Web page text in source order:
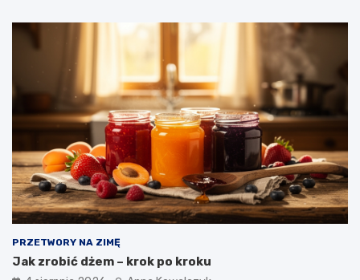
PRZETWORY NA ZIMĘ
Jak zrobić dżem – krok po kroku